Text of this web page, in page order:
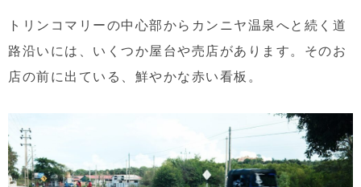
トリンコマリーの中心部からカンニヤ温泉へと続く道
路沿いには、いくつか屋台や売店があります。そのお
店の前に出ている、鮮やかな赤い看板。